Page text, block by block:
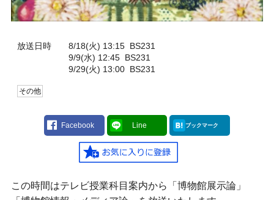
放送日時 8/18(火) 13:15BS231
9/9(水) 12:45BS231
9/29(火) 13:00BS231
その他
Facebook Line ブックマーク
この時間はテレビ授業科目案内から「博物館展示論」